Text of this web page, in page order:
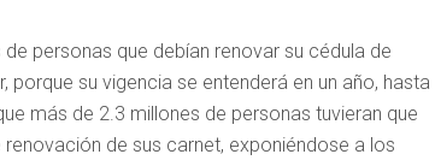
personas que debían renovar su cédula de
su vigencia se entenderá en un año, hasta
más de 2.3 millones de personas tuvieran que
de sus carnet, exponiéndose a los